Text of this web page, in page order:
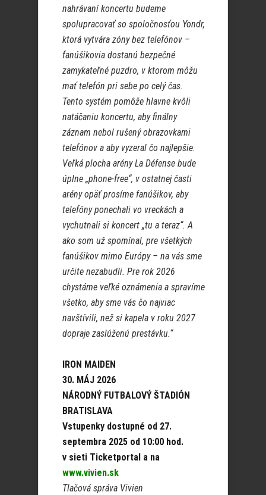
nahrávaní koncertu budeme
spolupracovať so spoločnosťou Yondr,
ktorá vytvára zóny bez telefónov –
fanúšikovia dostanú bezpečné
zamykateľné puzdro, v ktorom môžu
mať telefón pri sebe po celý čas.
Tento systém pomôže hlavne kvôli
natáčaniu koncertu, aby finálny
záznam nebol rušený obrazovkami
telefónov a aby vyzeral čo najlepšie.
Veľká plocha arény La Défense bude
úplne „phone-free“, v ostatnej časti
arény opäť prosíme fanúšikov, aby
telefóny ponechali vo vreckách a
vychutnali si koncert „tu a teraz“. A
ako som už spomínal, pre všetkých
fanúšikov mimo Európy – na vás sme
určite nezabudli. Pre rok 2026
chystáme veľké oznámenia a spravíme
všetko, aby sme vás čo najviac
navštívili, než si kapela v roku 2027
dopraje zaslúženú prestávku.“
IRON MAIDEN
30. MÁJ 2026
NÁRODNÝ FUTBALOVÝ ŠTADIÓN
BRATISLAVA
Vstupenky dostupné od 27.
septembra 2025 od 10:00 hod.
v sieti Ticketportal a na
www.vivien.sk
Tlačová správa Vivien